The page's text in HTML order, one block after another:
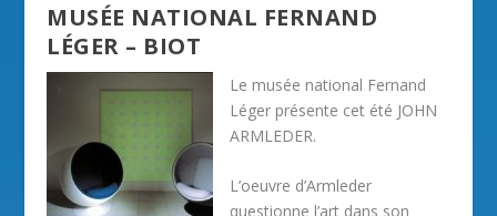
MUSÉE NATIONAL FERNAND
LÉGER – BIOT
Le musée national Fernand
Léger présente cet été JOHN
ARMLEDER.
L’oeuvre d’Armleder
questionne l’art dans son